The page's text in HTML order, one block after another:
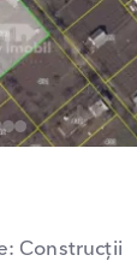
Сonstrucții